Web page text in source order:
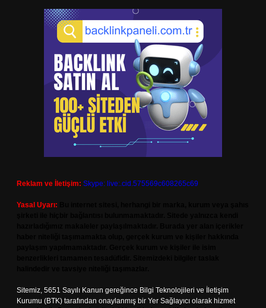
Reklam ve İletişim: Skype: live:.cid.575569c608265c69
Yasal Uyarı:
Sitemiz, 5651 Sayılı Kanun gereğince Bilgi Teknolojileri ve İletişim
Kurumu (BTK) tarafından onaylanmış bir Yer Sağlayıcı olarak hizmet